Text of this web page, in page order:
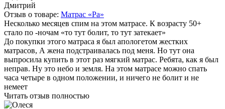
Дмитрий
Отзыв о товаре: Матрас «Ра»
Несколько месяцев спим на этом матрасе. К возрасту 50+
стало по -ночам «то тут болит, то тут затекает»
До покупки этого матраса я был апологетом жестких
матрасов, А жена подстраивалась под меня. Но тут она
выпросила купить в этот раз мягкий матрас. Ребята, как я был
неправ. Ну это небо и земля. На этом матрасе можно спать
часа четыре в одном положении, и ничего не болит и не
немеет
Читать отзыв полностью